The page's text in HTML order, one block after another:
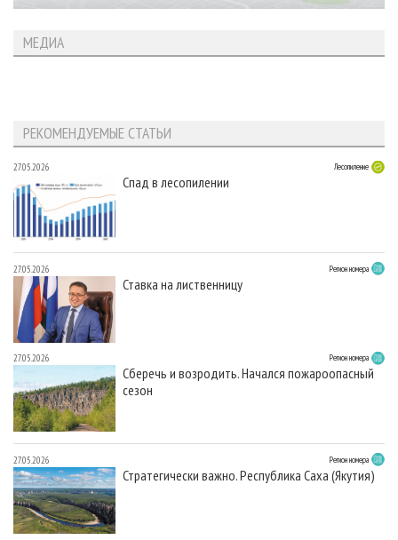
МЕДИА
РЕКОМЕНДУЕМЫЕ СТАТЬИ
27.05.2026 Лесопиление
Спад в лесопилении
27.05.2026 Регион номера
Ставка на лиственницу
27.05.2026 Регион номера
Сберечь и возродить. Начался пожароопасный
сезон
27.05.2026 Регион номера
Стратегически важно. Республика Саха (Якутия)